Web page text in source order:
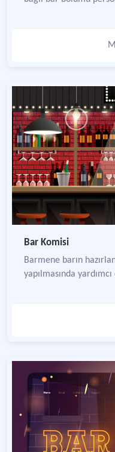
Bar Komisi
Barmene barın
yapılmasında